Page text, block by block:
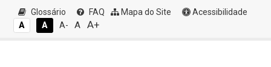
Glossário FAQ Mapa do Site
Acessibilidade
A
A A- A A+